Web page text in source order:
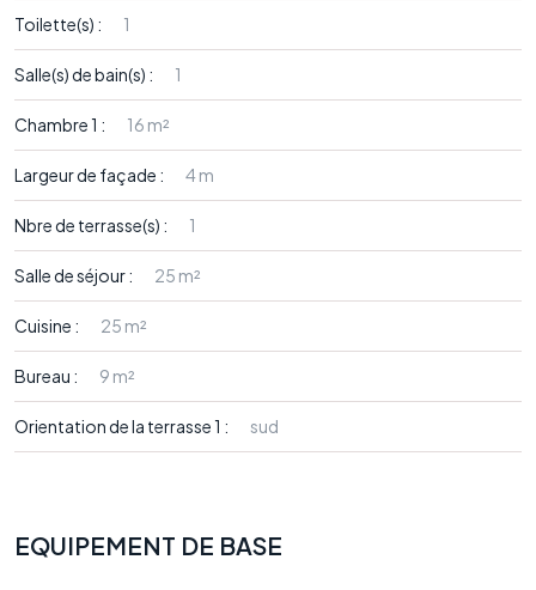
Toilette(s) : 1
Salle(s) de bain(s) : 1
Chambre 1 : 16 m²
Largeur de façade : 4 m
Nbre de terrasse(s) : 1
Salle de séjour : 25 m²
Cuisine : 25 m²
Bureau : 9 m²
Orientation de la terrasse 1 : sud
EQUIPEMENT DE BASE